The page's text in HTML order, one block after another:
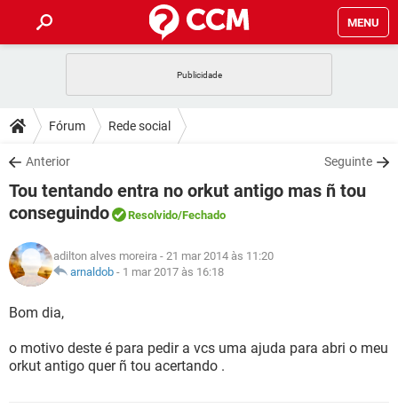
MENU
CELULAR
OUTLOOK
INSTAGRAM GMAIL
GUIA DE COMPRAS
DICAS
JOGOS
OUTLOOK
GUIA DE COMPRAS
DOWNLOADS
JOGOS WHATSAPP
CELULAR FACEBOOK
OUTLOOK EXCEL
INSTAGRAM
GUIA DE COMPRAS
CELULAR FACEBOOK
GUIA DE COMPRAS
GLOSSÁRIO
JOGOS
CELULAR
OUTLOOK EXCEL
INSTAGRAM GMAIL
Fórum Rede social
Anterior Seguinte
Tou tentando entra no orkut antigo mas ñ tou
conseguindo
Resolvido/Fechado
adilton alves moreira - 21 mar 2014 às 11:20
arnaldob - 1 mar 2017 às 16:18
Bom dia,
o motivo deste é para pedir a vcs uma ajuda para abri o meu
orkut antigo quer ñ tou acertando .